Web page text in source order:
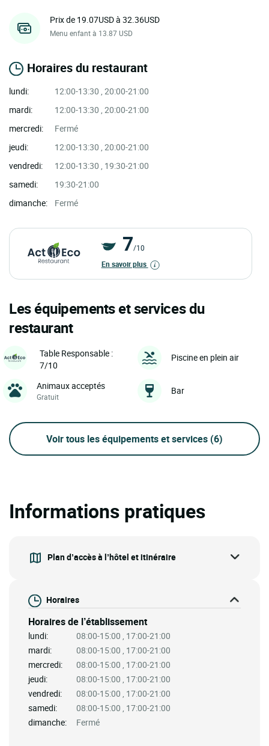
Prix de 19.07USD à 32.36USD
Menu enfant à 13.87 USD
Horaires du restaurant
lundi:
12:00-13:30 , 20:00-21:00
mardi:
12:00-13:30 , 20:00-21:00
mercredi:
Fermé
jeudi:
12:00-13:30 , 20:00-21:00
vendredi:
12:00-13:30 , 19:30-21:00
samedi:
19:30-21:00
dimanche:
Fermé
7/10
En savoir plus
Les équipements et services du
restaurant
Table Responsable :
7/10
Piscine en plein air
Animaux acceptés
Gratuit
Bar
Voir tous les équipements et services (6)
Informations pratiques
Plan d’accès à l’hôtel et itinéraire
Horaires
Horaires de l’établissement
lundi:
08:00-15:00 , 17:00-21:00
mardi:
08:00-15:00 , 17:00-21:00
mercredi:
08:00-15:00 , 17:00-21:00
jeudi:
08:00-15:00 , 17:00-21:00
vendredi:
08:00-15:00 , 17:00-21:00
samedi:
08:00-15:00 , 17:00-21:00
dimanche:
Fermé